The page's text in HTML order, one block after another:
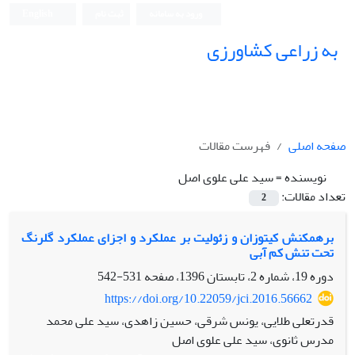
به زراعی کشاورزی
صفحه اصلی
فهرست مقالات
نویسنده =سید علی علوی اصل
تعداد مقالات:
2
برهمکنش کیتوزان و زئولیت بر عملکرد و اجزای عملکرد گلرنگ
تحت تنش کم آبی
دوره 19، شماره 2، تابستان 1396، صفحه
531-542
https://doi.org/10.22059/jci.2016.56662
قدرتعلی طلایی، یونس شرقی، حسین زاهدی، سید علی محمد
مدرس ثانوی، سید علی علوی اصل